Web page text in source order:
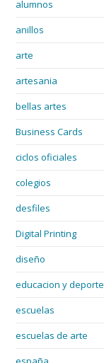
alumnos
anillos
arte
artesania
bellas artes
Business Cards
ciclos oficiales
colegios
desfiles
Digital Printing
diseño
educacion y deporte
escuelas
escuelas de arte